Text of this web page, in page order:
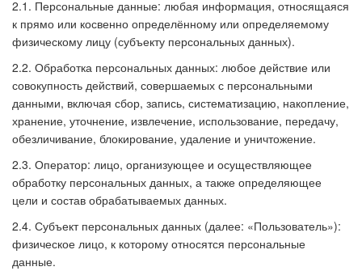
2.1. Персональные данные: любая информация, относящаяся
к прямо или косвенно определённому или определяемому
физическому лицу (субъекту персональных данных).
2.2. Обработка персональных данных: любое действие или
совокупность действий, совершаемых с персональными
данными, включая сбор, запись, систематизацию, накопление,
хранение, уточнение, извлечение, использование, передачу,
обезличивание, блокирование, удаление и уничтожение.
2.3. Оператор: лицо, организующее и осуществляющее
обработку персональных данных, а также определяющее
цели и состав обрабатываемых данных.
2.4. Субъект персональных данных (далее: «Пользователь»):
физическое лицо, к которому относятся персональные
данные.